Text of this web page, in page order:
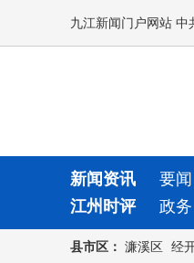
九江新闻门户网站
新闻资讯 要闻
江州时评
政务
县市区： 濂溪区 经